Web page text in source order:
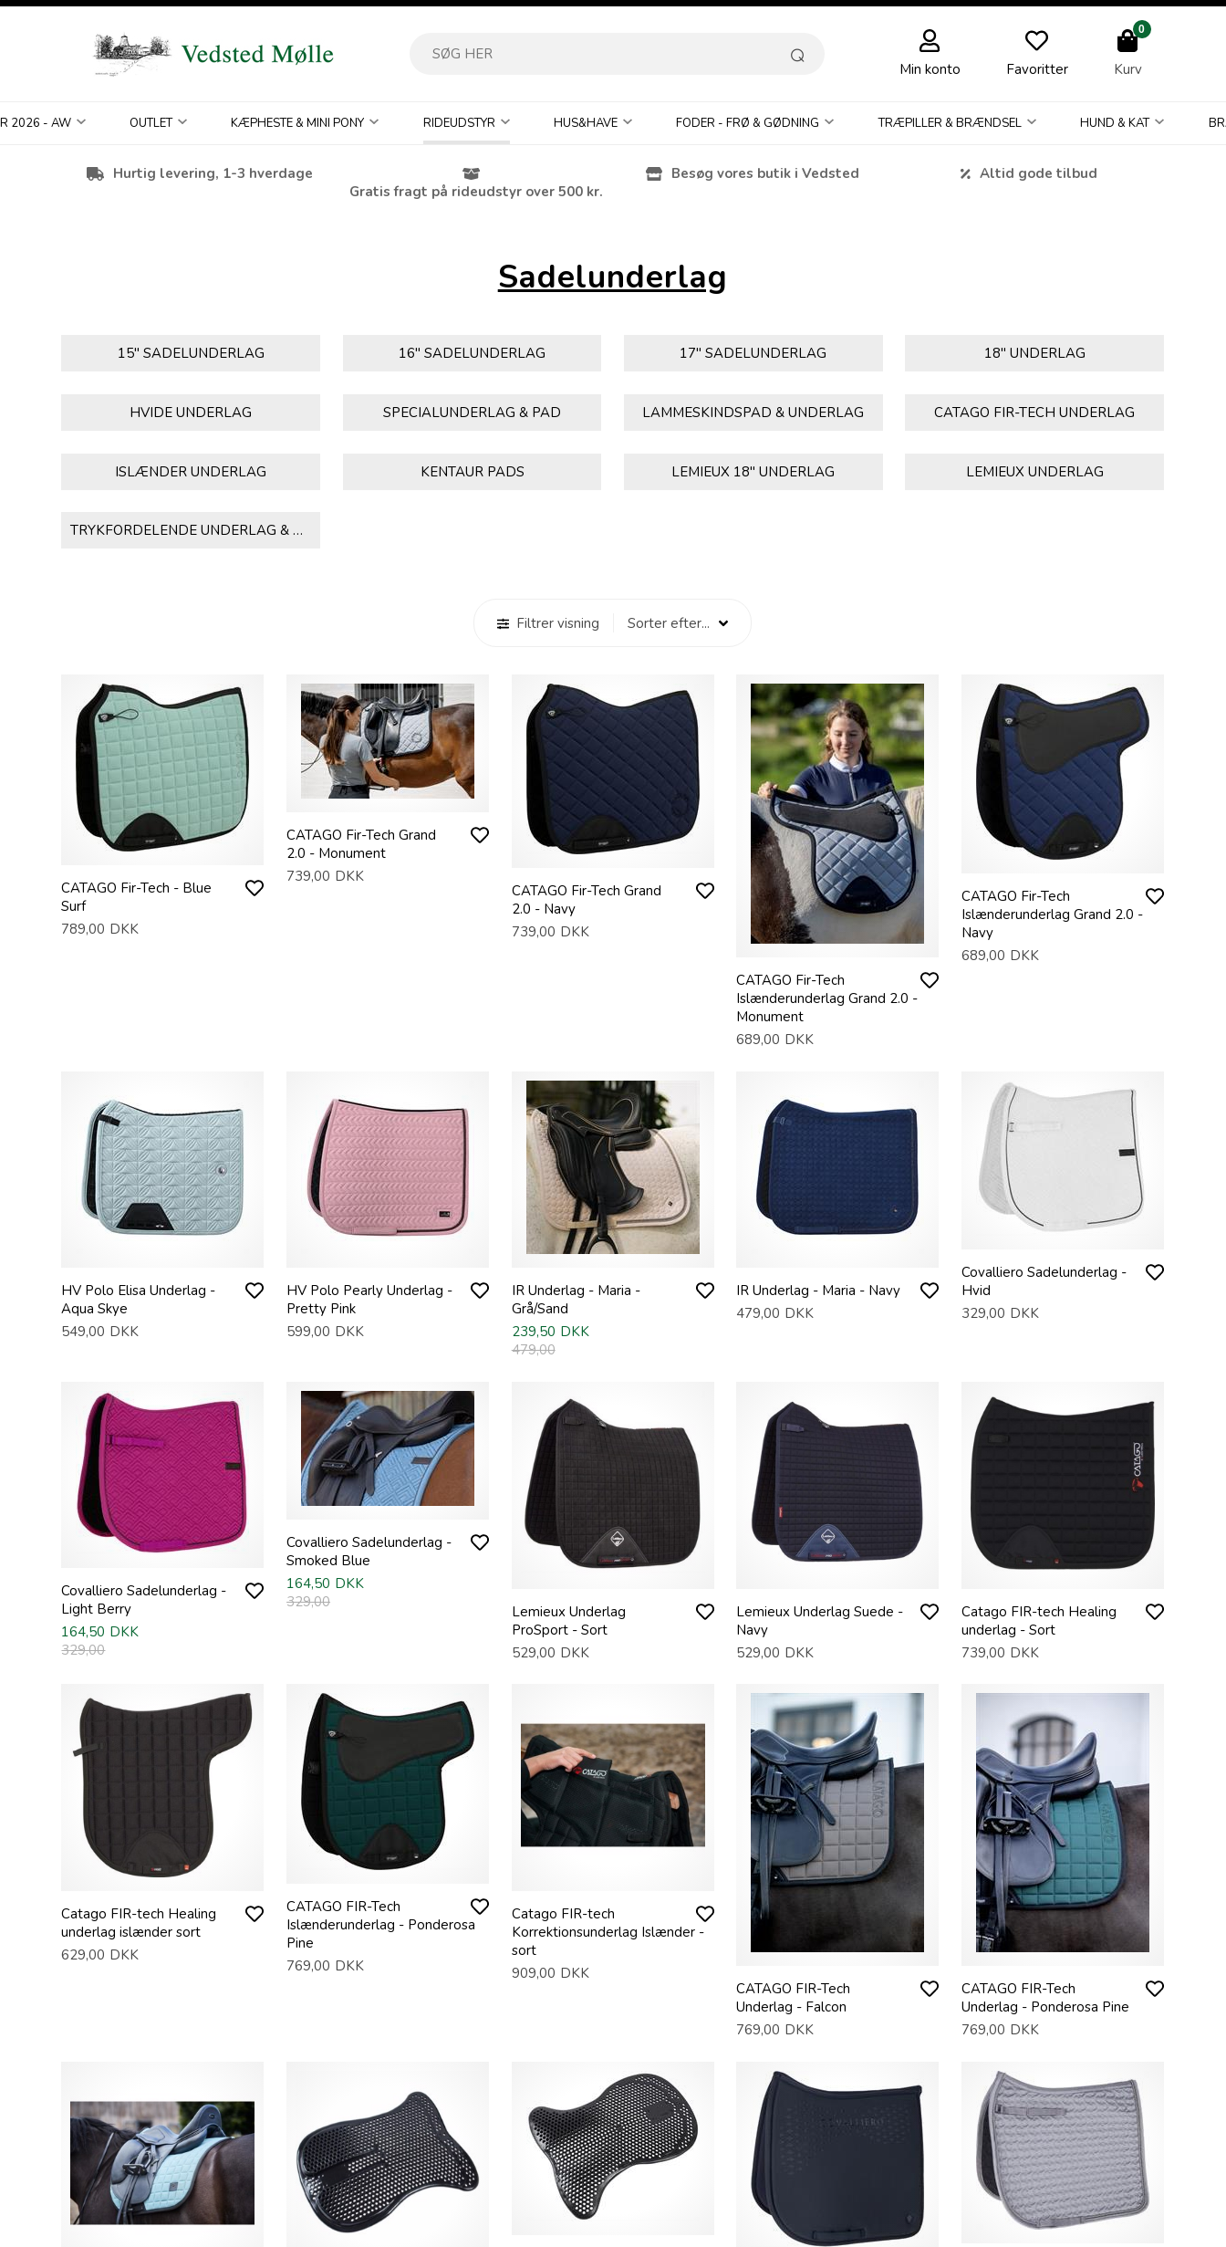
Min konto Favoritter
0
Kurv
2026 - AW OUTLET KÆPHESTE & MINI PONY RIDEUDSTYR HUS&HAVE FODER - FRØ & GØDNING TRÆPILLER & BRÆNDSEL HUND & KAT
Hurtig levering, 1-3 hverdage
Gratis fragt på rideudstyr over 500 kr.
Besøg vores butik i Vedsted Altid gode tilbud
Sadelunderlag
15" SADELUNDERLAG 16" SADELUNDERLAG 17" SADELUNDERLAG 18" UNDERLAG
HVIDE UNDERLAG SPECIALUNDERLAG & PAD LAMMESKINDSPAD & UNDERLAG CATAGO FIR-TECH UNDERLAG
ISLÆNDER UNDERLAG KENTAUR PADS LEMIEUX 18" UNDERLAG LEMIEUX UNDERLAG
TRYKFORDELENDE UNDERLAG & PADS
Filtrer visning
CATAGO Fir-Tech - Blue
Surf
789,00 DKK
CATAGO Fir-Tech Grand
2.0 - Monument
739,00 DKK
CATAGO Fir-Tech Grand
2.0 - Navy
739,00 DKK
CATAGO Fir-Tech
Islænderunderlag Grand 2.0 -
Monument
689,00 DKK
CATAGO Fir-Tech
Islænderunderlag Grand 2.0 -
Navy
689,00 DKK
HV Polo Elisa Underlag -
Aqua Skye
549,00 DKK
HV Polo Pearly Underlag -
Pretty Pink
599,00 DKK
IR Underlag - Maria -
Grå/Sand
239,50 DKK
479,00
IR Underlag - Maria - Navy
479,00 DKK
Covalliero Sadelunderlag -
Hvid
329,00 DKK
Covalliero Sadelunderlag -
Light Berry
164,50 DKK
329,00
Covalliero Sadelunderlag -
Smoked Blue
164,50 DKK
329,00
Lemieux Underlag
ProSport - Sort
529,00 DKK
Lemieux Underlag Suede -
Navy
529,00 DKK
Catago FIR-tech Healing
underlag - Sort
739,00 DKK
Catago FIR-tech Healing
underlag islænder sort
629,00 DKK
CATAGO FIR-Tech
Islænderunderlag - Ponderosa
Pine
769,00 DKK
Catago FIR-tech
Korrektionsunderlag Islænder -
sort
909,00 DKK
CATAGO FIR-Tech
Underlag - Falcon
769,00 DKK
CATAGO FIR-Tech
Underlag - Ponderosa Pine
769,00 DKK